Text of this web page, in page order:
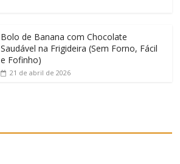
Bolo de Banana com Chocolate
Saudável na Frigideira (Sem Forno, Fácil
e Fofinho)
21 de abril de 2026